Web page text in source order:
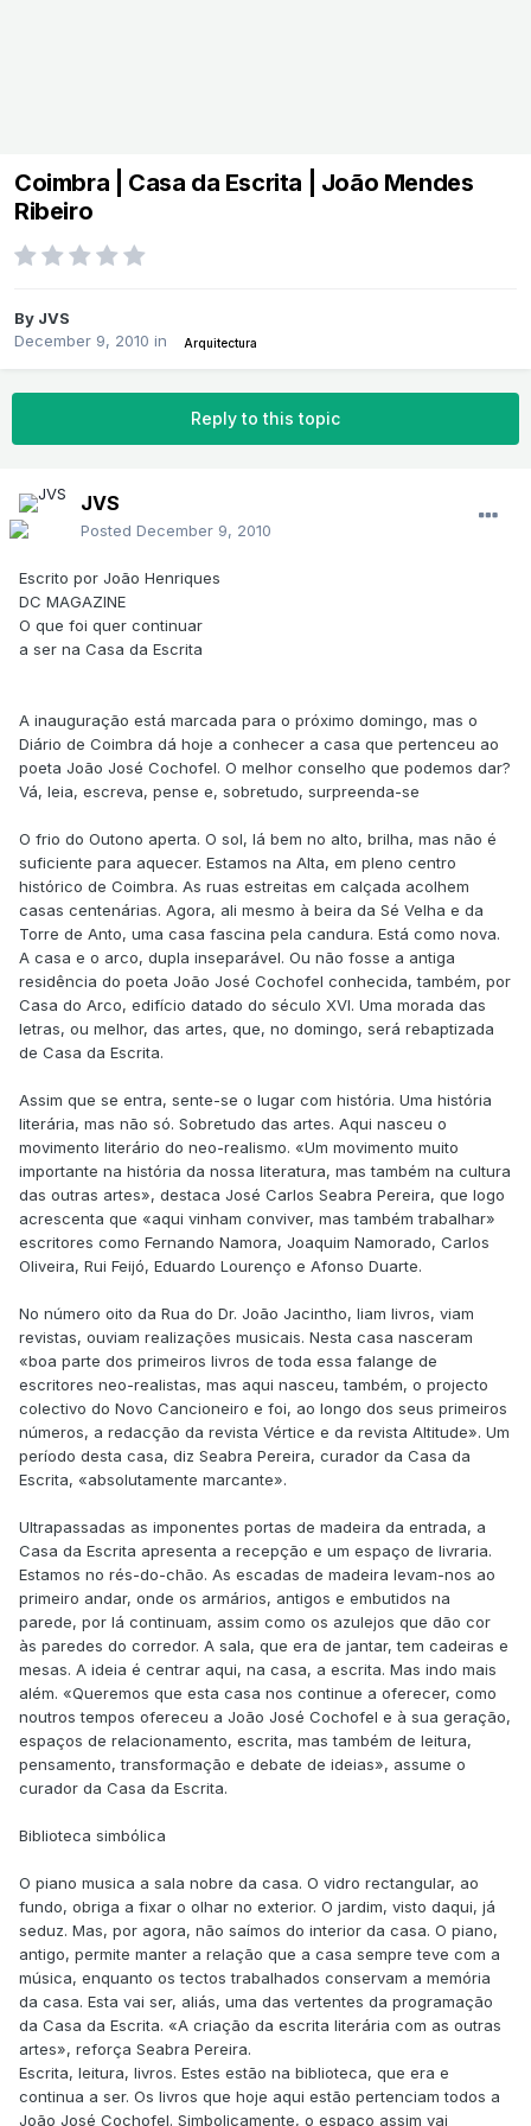
Coimbra | Casa da Escrita | João Mendes
Ribeiro
By JVS
December 9, 2010 in Arquitectura
Reply to this topic
JVS
Posted December 9, 2010
Escrito por João Henriques
DC MAGAZINE
O que foi quer continuar
a ser na Casa da Escrita
A inauguração está marcada para o próximo domingo, mas o
Diário de Coimbra dá hoje a conhecer a casa que pertenceu ao
poeta João José Cochofel. O melhor conselho que podemos dar?
Vá, leia, escreva, pense e, sobretudo, surpreenda-se
O frio do Outono aperta. O sol, lá bem no alto, brilha, mas não é
suficiente para aquecer. Estamos na Alta, em pleno centro
histórico de Coimbra. As ruas estreitas em calçada acolhem
casas centenárias. Agora, ali mesmo à beira da Sé Velha e da
Torre de Anto, uma casa fascina pela candura. Está como nova.
A casa e o arco, dupla inseparável. Ou não fosse a antiga
residência do poeta João José Cochofel conhecida, também, por
Casa do Arco, edifício datado do século XVI. Uma morada das
letras, ou melhor, das artes, que, no domingo, será rebaptizada
de Casa da Escrita.
Assim que se entra, sente-se o lugar com história. Uma história
literária, mas não só. Sobretudo das artes. Aqui nasceu o
movimento literário do neo-realismo. «Um movimento muito
importante na história da nossa literatura, mas também na cultura
das outras artes», destaca José Carlos Seabra Pereira, que logo
acrescenta que «aqui vinham conviver, mas também trabalhar»
escritores como Fernando Namora, Joaquim Namorado, Carlos
Oliveira, Rui Feijó, Eduardo Lourenço e Afonso Duarte.
No número oito da Rua do Dr. João Jacintho, liam livros, viam
revistas, ouviam realizações musicais. Nesta casa nasceram
«boa parte dos primeiros livros de toda essa falange de
escritores neo-realistas, mas aqui nasceu, também, o projecto
colectivo do Novo Cancioneiro e foi, ao longo dos seus primeiros
números, a redacção da revista Vértice e da revista Altitude». Um
período desta casa, diz Seabra Pereira, curador da Casa da
Escrita, «absolutamente marcante».
Ultrapassadas as imponentes portas de madeira da entrada, a
Casa da Escrita apresenta a recepção e um espaço de livraria.
Estamos no rés-do-chão. As escadas de madeira levam-nos ao
primeiro andar, onde os armários, antigos e embutidos na
parede, por lá continuam, assim como os azulejos que dão cor
às paredes do corredor. A sala, que era de jantar, tem cadeiras e
mesas. A ideia é centrar aqui, na casa, a escrita. Mas indo mais
além. «Queremos que esta casa nos continue a oferecer, como
noutros tempos ofereceu a João José Cochofel e à sua geração,
espaços de relacionamento, escrita, mas também de leitura,
pensamento, transformação e debate de ideias», assume o
curador da Casa da Escrita.
Biblioteca simbólica
O piano musica a sala nobre da casa. O vidro rectangular, ao
fundo, obriga a fixar o olhar no exterior. O jardim, visto daqui, já
seduz. Mas, por agora, não saímos do interior da casa. O piano,
antigo, permite manter a relação que a casa sempre teve com a
música, enquanto os tectos trabalhados conservam a memória
da casa. Esta vai ser, aliás, uma das vertentes da programação
da Casa da Escrita. «A criação da escrita literária com as outras
artes», reforça Seabra Pereira.
Escrita, leitura, livros. Estes estão na biblioteca, que era e
continua a ser. Os livros que hoje aqui estão pertenciam todos a
João José Cochofel. Simbolicamente, o espaço assim vai